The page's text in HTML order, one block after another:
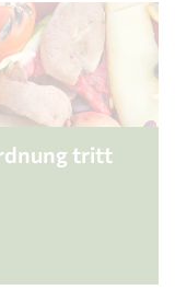
tritt